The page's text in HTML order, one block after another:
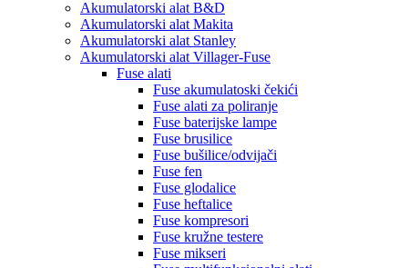
Akumulatorski alat B&D
Akumulatorski alat Makita
Akumulatorski alat Stanley
Akumulatorski alat Villager-Fuse
Fuse alati
Fuse akumulatoski čekići
Fuse alati za poliranje
Fuse baterijske lampe
Fuse brusilice
Fuse bušilice/odvijači
Fuse fen
Fuse glodalice
Fuse heftalice
Fuse kompresori
Fuse kružne testere
Fuse mikseri